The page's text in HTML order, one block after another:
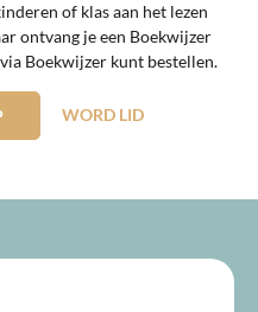
of klas aan het lezen
ontvang je een Boekwijzer
Boekwijzer kunt bestellen.
WORD LID